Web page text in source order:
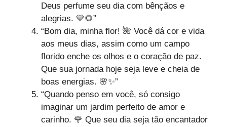
Deus perfume seu dia com bênçãos e
alegrias. 💛🌻”
“Bom dia, minha flor! 🌺 Você dá cor e vida
aos meus dias, assim como um campo
florido enche os olhos e o coração de paz.
Que sua jornada hoje seja leve e cheia de
boas energias. 🌸✨”
“Quando penso em você, só consigo
imaginar um jardim perfeito de amor e
carinho. 🌹 Que seu dia seja tão encantador